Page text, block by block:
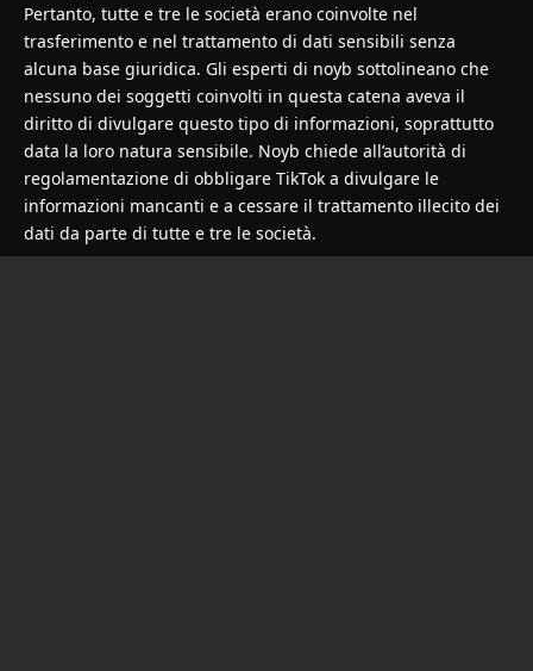
Pertanto, tutte e tre le società erano coinvolte nel
trasferimento e nel trattamento di dati sensibili senza
alcuna base giuridica. Gli esperti di noyb sottolineano che
nessuno dei soggetti coinvolti in questa catena aveva il
diritto di divulgare questo tipo di informazioni, soprattutto
data la loro natura sensibile. Noyb chiede all’autorità di
regolamentazione di obbligare TikTok a divulgare le
informazioni mancanti e a cessare il trattamento illecito dei
dati da parte di tutte e tre le società.